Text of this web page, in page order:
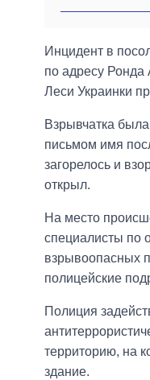
Инцидент в
по адресу
Леси Украинки
Взрывчатка
письмом имя
загорелось и
открыл.
На место
специалисты по
взрывоопасных
полицейские
Полиция
территорию, на
здание.